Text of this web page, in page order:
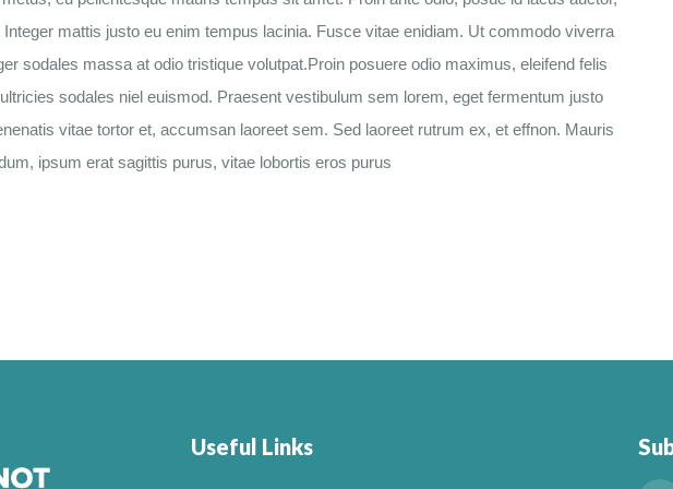
mattis justo eu enim tempus lacinia. Fusce vitae enidiam. Ut commodo viverra
sodales massa at odio tristique volutpat.Proin posuere odio maximus, eleifend felis
sodales niel euismod. Praesent vestibulum sem lorem, eget fermentum justo
vitae tortor et, accumsan laoreet sem. Sed laoreet rutrum ex, et effnon. Mauris
ipsum erat sagittis purus, vitae lobortis eros purus
Useful Links